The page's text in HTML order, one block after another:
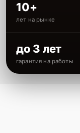
10+
лет на рынке
до 3 лет
гарантия на работы